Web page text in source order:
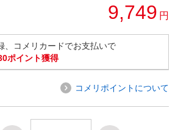
9,749 円
、コメリカードでお支払いで
ポイント獲得
コメリポイントについて